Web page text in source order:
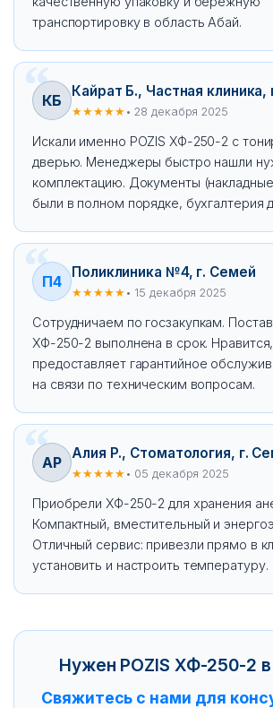
транспортировку в область Абай.
КБ
Кайрат Б., Частная клиника,
★★★★★ • 28 декабря 2025
Искали именно POZIS ХФ-250-2 с
дверью. Менеджеры быстро нашли
комплектацию. Документы
были в полном порядке, бухгалтерия
П4
Поликлиника №4, г. Семей
★★★★★ • 15 декабря 2025
Сотрудничаем по госзакупкам.
ХФ-250-2 выполнена в срок.
предоставляет гарантийное
на связи по техническим вопросам.
АР
Алия Р., Стоматология, г.
★★★★★ • 05 декабря 2025
Приобрели ХФ-250-2 для хранения
Компактный, вместительный и
Отличный сервис: привезли прямо в
установить и настроить температуру.
Нужен POZIS ХФ-250-2
Свяжитесь с нами для